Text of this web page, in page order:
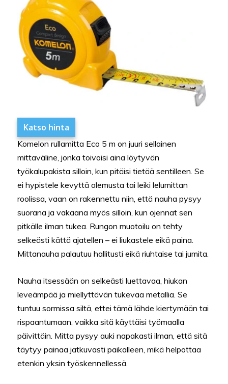
Katso hinta
Komelon rullamitta Eco 5 m on juuri sellainen
mittaväline, jonka toivoisi aina löytyvän
työkalupakista silloin, kun pitäisi tietää sentilleen. Se
ei hypistele kevyttä olemusta tai leiki lelumittan
roolissa, vaan on rakennettu niin, että nauha pysyy
suorana ja vakaana myös silloin, kun ojennat sen
pitkälle ilman tukea. Rungon muotoilu on tehty
selkeästi kättä ajatellen – ei liukastele eikä paina.
Mittanauha palautuu hallitusti eikä riuhtaise tai jumita.
Nauha itsessään on selkeästi luettavaa, hiukan
leveämpää ja miellyttävän tukevaa metallia. Se
tuntuu sormissa siltä, ettei tämä lähde kiertymään tai
rispaantumaan, vaikka sitä käyttäisi työmaalla
päivittäin. Mitta pysyy auki napakasti ilman, että sitä
täytyy painaa jatkuvasti paikalleen, mikä helpottaa
etenkin yksin työskennellessä.